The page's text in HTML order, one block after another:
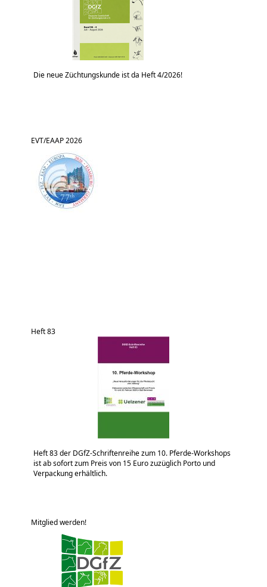
Die neue Züchtungskunde ist da Heft 4/2026!
EVT/EAAP 2026
Heft 83
Heft 83 der DGfZ-Schriftenreihe zum 10. Pferde-Workshops
ist ab sofort zum Preis von 15 Euro zuzüglich Porto und
Verpackung erhältlich.
Mitglied werden!